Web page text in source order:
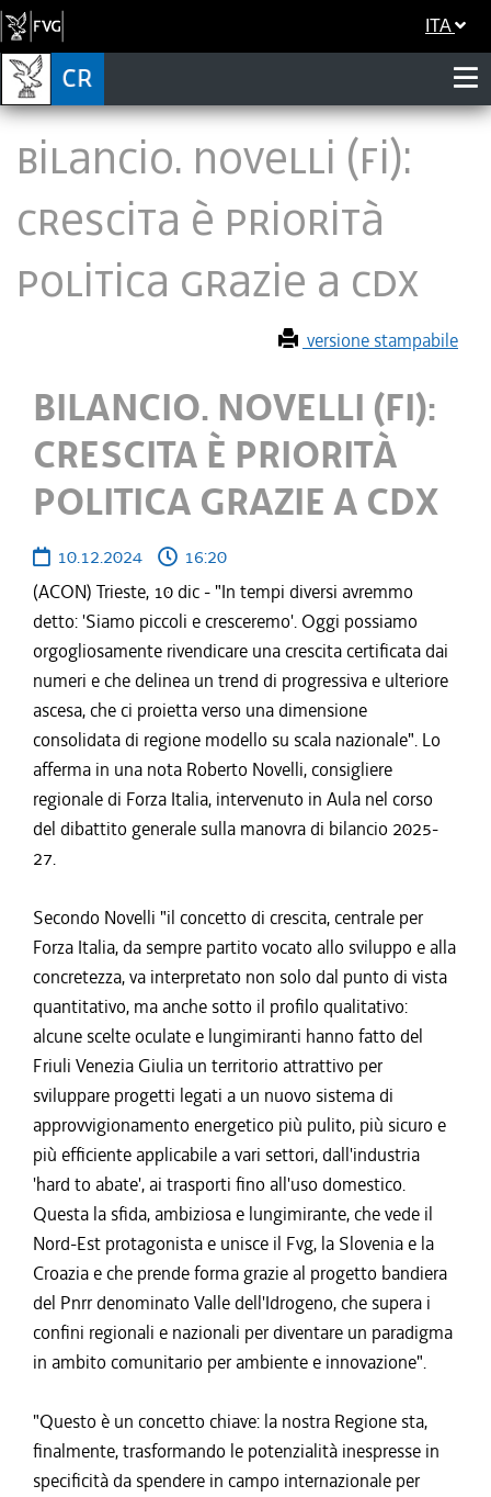
ITA
BILANCIO. NOVELLI (FI):
CRESCITA È PRIORITÀ
POLITICA GRAZIE A CDX
versione stampabile
BILANCIO. NOVELLI (FI):
CRESCITA È PRIORITÀ
POLITICA GRAZIE A CDX
10.12.2024
16:20
(ACON) Trieste, 10 dic - "In tempi diversi avremmo
detto: 'Siamo piccoli e cresceremo'. Oggi possiamo
orgogliosamente rivendicare una crescita certificata dai
numeri e che delinea un trend di progressiva e ulteriore
ascesa, che ci proietta verso una dimensione
consolidata di regione modello su scala nazionale". Lo
afferma in una nota Roberto Novelli, consigliere
regionale di Forza Italia, intervenuto in Aula nel corso
del dibattito generale sulla manovra di bilancio 2025-
27.
Secondo Novelli "il concetto di crescita, centrale per
Forza Italia, da sempre partito vocato allo sviluppo e alla
concretezza, va interpretato non solo dal punto di vista
quantitativo, ma anche sotto il profilo qualitativo:
alcune scelte oculate e lungimiranti hanno fatto del
Friuli Venezia Giulia un territorio attrattivo per
sviluppare progetti legati a un nuovo sistema di
approvvigionamento energetico più pulito, più sicuro e
più efficiente applicabile a vari settori, dall'industria
'hard to abate', ai trasporti fino all'uso domestico.
Questa la sfida, ambiziosa e lungimirante, che vede il
Nord-Est protagonista e unisce il Fvg, la Slovenia e la
Croazia e che prende forma grazie al progetto bandiera
del Pnrr denominato Valle dell'Idrogeno, che supera i
confini regionali e nazionali per diventare un paradigma
in ambito comunitario per ambiente e innovazione".
"Questo è un concetto chiave: la nostra Regione sta,
finalmente, trasformando le potenzialità inespresse in
specificità da spendere in campo internazionale per